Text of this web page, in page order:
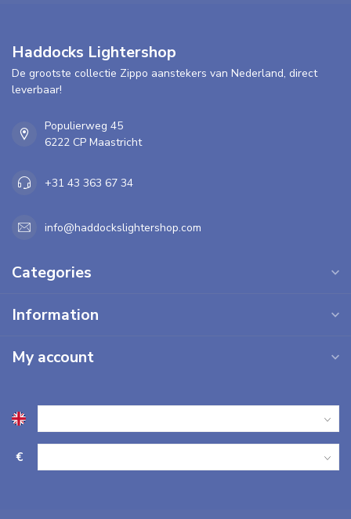
Haddocks Lightershop
De grootste collectie Zippo aanstekers van Nederland, direct
leverbaar!
Populierweg 45
6222 CP Maastricht
+31 43 363 67 34
info@haddockslightershop.com
Categories
Information
My account
€